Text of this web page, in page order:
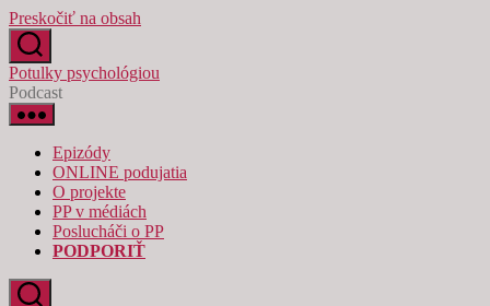
Preskočiť na obsah
Potulky psychológiou
Podcast
Epizódy
ONLINE podujatia
O projekte
PP v médiách
Poslucháči o PP
PODPORIŤ